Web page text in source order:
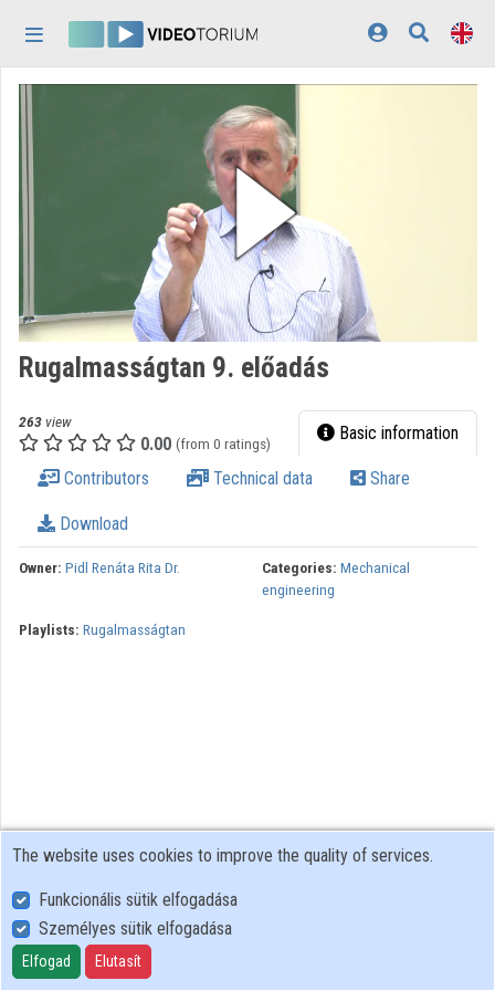
Organizations
Contributors
Appearance:
Rugalmasságtan 9. előadás
263 view
0.00 (from 0 ratings) Basic information
Contributors Technical data Share
Download
Owner: Pidl Renáta Rita Dr. Categories: Mechanical
engineering
Playlists: Rugalmasságtan
User Policy
Adatkezelési tájékoztató (en)
Cookie Policy
The website uses cookies to improve the quality of services.
Funkcionális sütik elfogadása
Személyes sütik elfogadása
Elfogad Elutasít